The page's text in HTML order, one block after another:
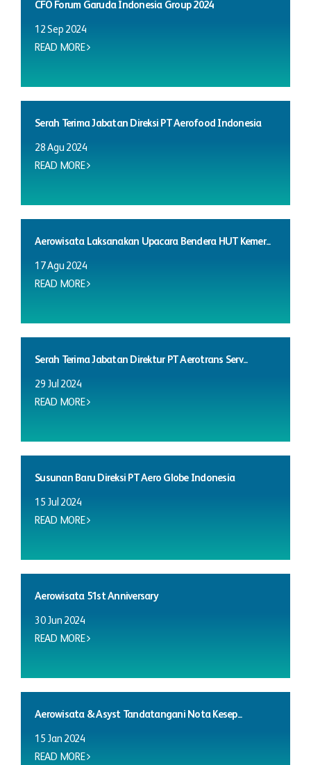
CFO Forum Garuda Indonesia Group 2024
12 Sep 2024
READ MORE
Serah Terima Jabatan Direksi PT Aerofood Indonesia
28 Agu 2024
READ MORE
Aerowisata Laksanakan Upacara Bendera HUT Kemer...
17 Agu 2024
READ MORE
Serah Terima Jabatan Direktur PT Aerotrans Serv...
29 Jul 2024
READ MORE
Susunan Baru Direksi PT Aero Globe Indonesia
15 Jul 2024
READ MORE
Aerowisata 51st Anniversary
30 Jun 2024
READ MORE
Aerowisata & Asyst Tandatangani Nota Kesep...
15 Jan 2024
READ MORE